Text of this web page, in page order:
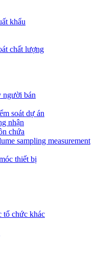
khẩu
chất lượng
người bán
soát dự án
nhận
chứa
sampling measurement
thiết bị
tổ chức khác